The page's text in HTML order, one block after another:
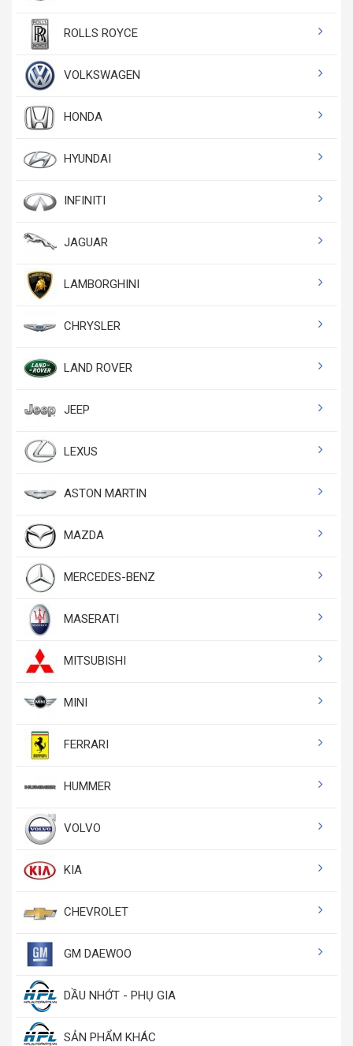
ROLLS ROYCE
VOLKSWAGEN
HONDA
HYUNDAI
INFINITI
JAGUAR
LAMBORGHINI
CHRYSLER
LAND ROVER
JEEP
LEXUS
ASTON MARTIN
MAZDA
MERCEDES-BENZ
MASERATI
MITSUBISHI
MINI
FERRARI
HUMMER
VOLVO
KIA
CHEVROLET
GM DAEWOO
DẦU NHỚT - PHỤ GIA
SẢN PHẨM KHÁC